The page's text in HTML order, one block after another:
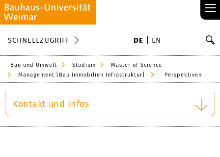
≡
SCHNELLZUGRIFF DE EN
Bau und Umwelt Studium
Master of Science
Management [Bau Immobilien Infrastruktur]
Perspektiven
Kontakt und Infos